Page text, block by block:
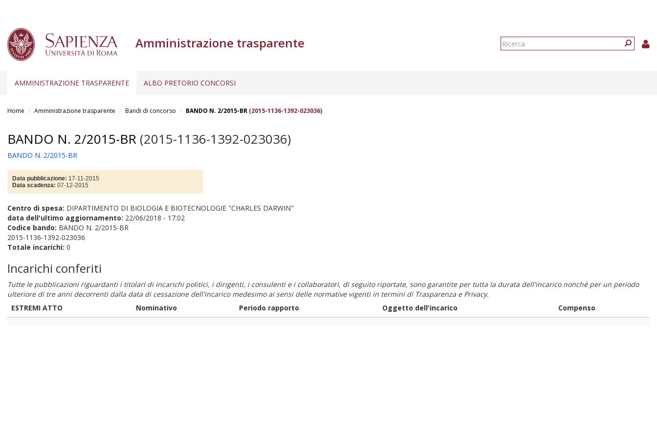
Amministrazione trasparente
Form
AMMINISTRAZIONE TRASPARENTE ALBO PRETORIO CONCORSI
Home Amministrazione trasparente Bandi di concorso BANDO N. 2/2015-BR (2015-1136-1392-023036)
BANDO N. 2/2015-BR (2015-1136-1392-023036)
BANDO N. 2/2015-BR
Data pubblicazione: 17-11-2015
Data scadenza: 07-12-2015
Centro di spesa: DIPARTIMENTO DI BIOLOGIA E BIOTECNOLOGIE "CHARLES DARWIN"
data dell'ultimo aggiornamento: 22/06/2018 - 17:02
Codice bando: BANDO N. 2/2015-BR
2015-1136-1392-023036
Totale incarichi: 0
Incarichi conferiti
Tutte le pubblicazioni riguardanti i titolari di incarichi politici, i dirigenti, i consulenti e i collaboratori, di seguito riportate, sono garantite per tutta la durata dell'incarico nonché per un periodo
ulteriore di tre anni decorrenti dalla data di cessazione dell'incarico medesimo ai sensi delle normative vigenti in termini di Trasparenza e Privacy.
ESTREMI ATTO
Nominativo Periodo rapporto Oggetto dell'incarico Compenso